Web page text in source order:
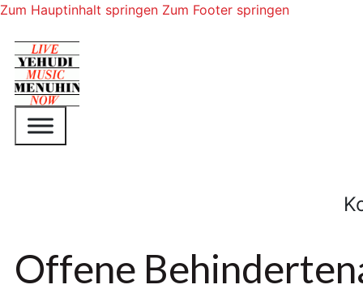
Zum Hauptinhalt springen Zum Footer springen
Offene